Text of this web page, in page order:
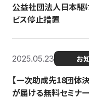
公益社団法人日本駆
ビス停止措置
2025.05.23 お
【一次助成先18団体
が届ける無料セミナ